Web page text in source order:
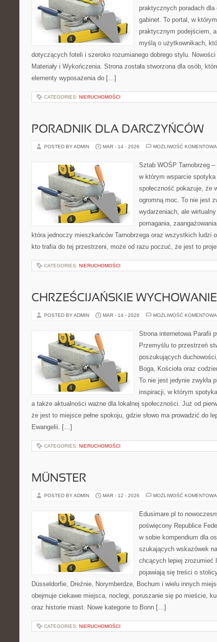
praktycznych poradach
gabinet. To portal, w
praktycznym podejściem,
myślą o użytkownikach,
dotyczących foteli i szeroko rozumianego dobrego stylu.
Materiały i Wykończenia. Strona została stworzona dla osób,
elementy wyposażenia do […]
CATEGORIES: NIERUCHOMOŚCI
PORADNIK DLA DARCZYŃCÓW
POSTED BY ADMIN MAR - 14 - 2026 MOŻLIWOŚĆ
Sztab WOŚP Tarnobrzeg
w którym wsparcie
społeczność pokazuje, że
ogromną moc. To nie jest
wydarzeniach, ale
pomagania,
która jednoczy mieszkańców Tarnobrzega oraz wszystkich ludzi
kto trafia do tej przestrzeni, może od razu poczuć, że jest to
CATEGORIES: NIERUCHOMOŚCI
CHRZEŚCIJAŃSKIE
POSTED BY ADMIN MAR - 14 - 2026 MOŻLIWOŚĆ
Strona internetowa Parafii
Przemyślu to przestrzeń
poszukujących
Boga, Kościoła oraz
To nie jest jedynie zwykła
inspiracji, w którym
a także aktualności ważne dla lokalnej społeczności. Już od
że jest to miejsce pełne spokoju, gdzie słowo ma prowadzić do
Ewangelii. […]
CATEGORIES: NIERUCHOMOŚCI
MÜNSTER
POSTED BY ADMIN MAR - 12 - 2026 MOŻLIWOŚĆ
Edusimare.pl to
poświęcony Republice
w sobie kompendium dla
szukających wskazówek
chcących lepiej zrozumieć
pojawiają się treści o
Düsseldorfie, Dreźnie, Norymberdze, Bochum i wielu innych
obejmuje ciekawe miejsca, noclegi, poruszanie się po mieście,
oraz historie miast. Nowe kategorie to Bonn […]
CATEGORIES: NIERUCHOMOŚCI